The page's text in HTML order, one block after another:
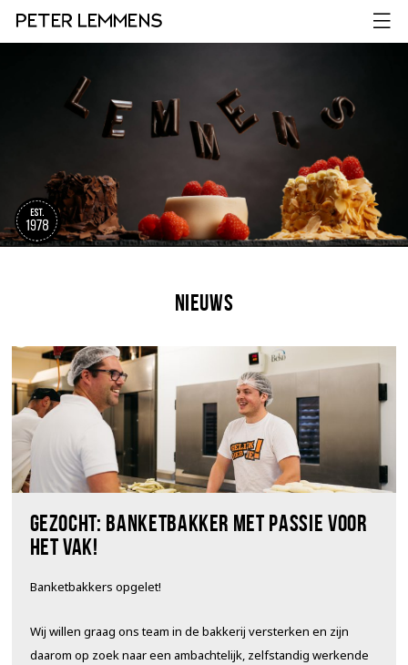
Nieuws
Gezocht: banketbakker met passie voor
het vak!
Banketbakkers opgelet!
Wij willen graag ons team in de bakkerij versterken en zijn
daarom op zoek naar een ambachtelijk, zelfstandig werkende